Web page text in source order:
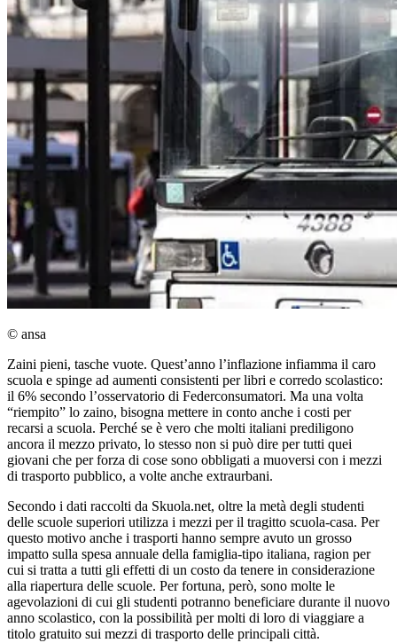
© ansa
Zaini pieni, tasche vuote. Quest’anno l’inflazione infiamma il caro
scuola e spinge ad aumenti consistenti per libri e corredo scolastico:
il 6% secondo l’osservatorio di Federconsumatori. Ma una volta
“riempito” lo zaino, bisogna mettere in conto anche i costi per
recarsi a scuola. Perché se è vero che molti italiani prediligono
ancora il mezzo privato, lo stesso non si può dire per tutti quei
giovani che per forza di cose sono obbligati a muoversi con i mezzi
di trasporto pubblico, a volte anche extraurbani.
Secondo i dati raccolti da Skuola.net, oltre la metà degli studenti
delle scuole superiori utilizza i mezzi per il tragitto scuola-casa. Per
questo motivo anche i trasporti hanno sempre avuto un grosso
impatto sulla spesa annuale della famiglia-tipo italiana, ragion per
cui si tratta a tutti gli effetti di un costo da tenere in considerazione
alla riapertura delle scuole. Per fortuna, però, sono molte le
agevolazioni di cui gli studenti potranno beneficiare durante il nuovo
anno scolastico, con la possibilità per molti di loro di viaggiare a
titolo gratuito sui mezzi di trasporto delle principali città.